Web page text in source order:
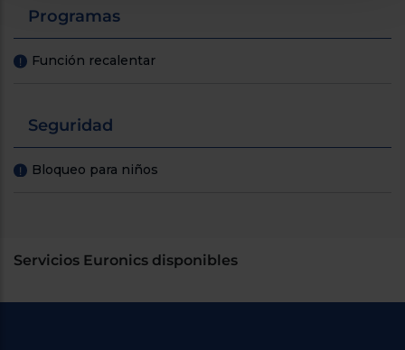
Programas
! Función recalentar
Seguridad
! Bloqueo para niños
Servicios Euronics disponibles